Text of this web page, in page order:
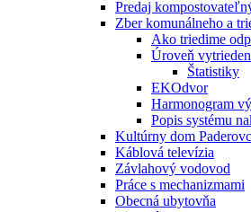
Predaj
Zber komunálneho a
Ako triedime
Úroveň
Štatistiky
EKOdvor
Harmonogram
Popis systému
Kultúrny dom
Káblová televízia
Závlahový vodovod
Práce s mechanizmami
Obecná ubytovňa